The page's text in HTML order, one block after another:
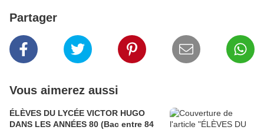
Partager
Vous aimerez aussi
ÉLÈVES DU LYCÉE VICTOR HUGO
DANS LES ANNÉES 80 (Bac entre 84